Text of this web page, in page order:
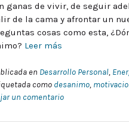
ganas de vivir, de seguir
de la cama y afrontar un
cosas como esta,
Leer más
en Desarrollo Personal,
como desanimo,
un comentario